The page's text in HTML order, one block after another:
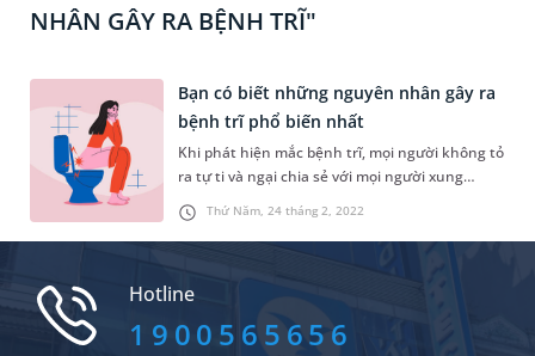
NHÂN GÂY RA BỆNH TRĨ"
Thứ Năm, 24 tháng 2, 2022
Bạn có biết những nguyên nhân gây ra
bệnh trĩ phổ biến nhất
Khi phát hiện mắc bệnh trĩ, mọi người không tỏ
ra tự ti và ngại chia sẻ với mọi người xung
quanh. Thực tế, chúng ta nên thoải mái chia sẻ
về tình trạng bệnh để được điều trị kịp thời,
giảm nguy cơ gặp biến chứng. Trong quá trình
gây ra bệnh trĩ thườ...
Hotline
1900565656